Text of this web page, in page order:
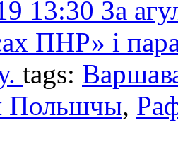
13:30 За
ПНР» і
tags:
Польшчы,